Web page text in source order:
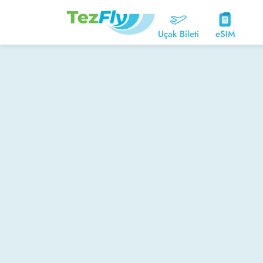
Uçak Bileti eSIM